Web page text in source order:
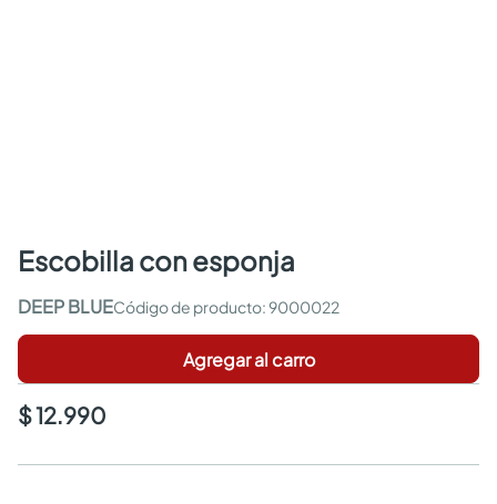
escobilla con esponja
DEEP BLUE :9000022
Agregar al carro
$ 12.990